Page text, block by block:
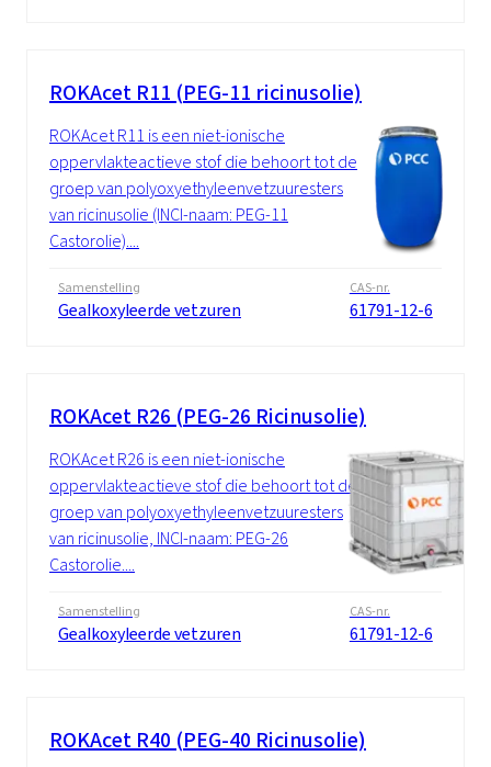
ROKAcet R11 (PEG-11 ricinusolie)
ROKAcet R11 is een niet-ionische
oppervlakteactieve stof die behoort tot de
groep van polyoxyethyleenvetzuuresters
van ricinusolie (INCI-naam: PEG-11
Castorolie)....
Samenstelling
Gealkoxyleerde vetzuren
CAS-nr.
61791-12-6
ROKAcet R26 (PEG-26 Ricinusolie)
ROKAcet R26 is een niet-ionische
oppervlakteactieve stof die behoort tot de
groep van polyoxyethyleenvetzuuresters
van ricinusolie, INCI-naam: PEG-26
Castorolie....
Samenstelling
Gealkoxyleerde vetzuren
CAS-nr.
61791-12-6
ROKAcet R40 (PEG-40 Ricinusolie)